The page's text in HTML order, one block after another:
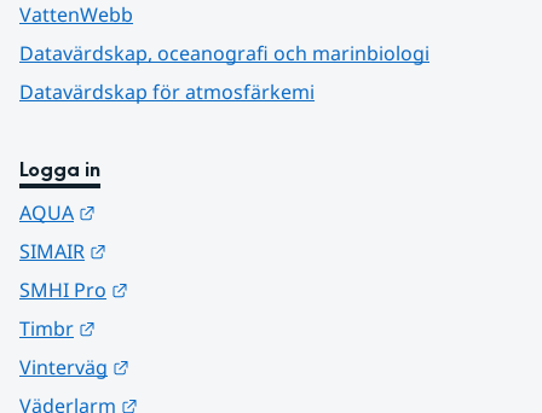
VattenWebb
Datavärdskap, oceanografi och marinbiologi
Datavärdskap för atmosfärkemi
Logga in
AQUA
SIMAIR
SMHI Pro
Timbr
Vinterväg
Väderlarm